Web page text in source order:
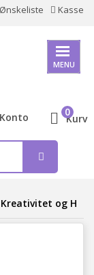
Ønskeliste Kasse
MENU
Konto Kurv
0
Kreativitet og